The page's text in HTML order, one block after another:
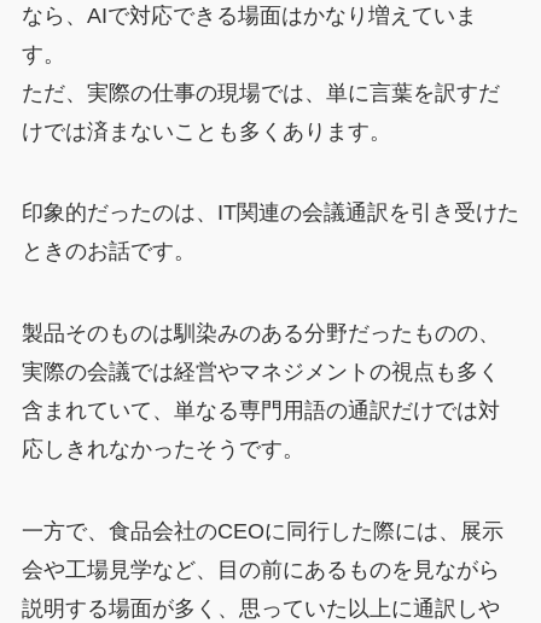
なら、AIで対応できる場面はかなり増えていま
す。
ただ、実際の仕事の現場では、単に言葉を訳すだ
けでは済まないことも多くあります。
印象的だったのは、IT関連の会議通訳を引き受けた
ときのお話です。
製品そのものは馴染みのある分野だったものの、
実際の会議では経営やマネジメントの視点も多く
含まれていて、単なる専門用語の通訳だけでは対
応しきれなかったそうです。
一方で、食品会社のCEOに同行した際には、展示
会や工場見学など、目の前にあるものを見ながら
説明する場面が多く、思っていた以上に通訳しや